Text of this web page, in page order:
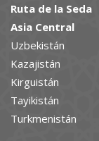
Ruta de la Seda
Asia Central
Uzbekistán
Kazajistán
Kirguistán
Tayikistán
Turkmenistán